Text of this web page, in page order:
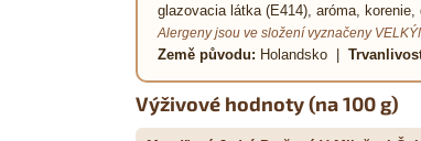
glazovacia látka (E414), aróma,
Alergeny jsou ve složení vyznačeny
Země původu: Holandsko |
Výživové hodnoty (na 100 g)